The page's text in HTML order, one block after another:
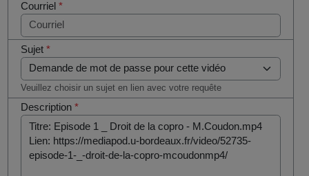
Courriel*
Sujet*
Veuillez choisir un sujet en lien avec votre requête
Description*